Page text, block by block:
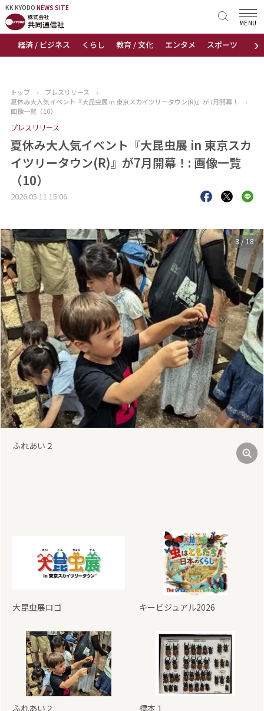
KK KYODO NEWS SITE
›
経済 / ビジネス くらし 教育 / 文化 エンタメ スポーツ 地域
MENU
KK KYODONEWS SITE
トップページ
ニュース
おすすめコンテンツ
出版物
会社概要
トップ › プレスリリース
›
夏休み大人気イベント『大昆虫展 in 東京スカイツリータウン(R)』が7月開幕！
›
画像一覧（10）
プレスリリース
夏休み大人気イベント『大昆虫展 in 東京スカ
イツリータウン(R)』が7月開幕！: 画像一覧
（10）
2026.05.11 15:06
前
ふれあい２
次
3/18
大昆虫展ロゴ キービジュアル2026
ふれあい２ 標本１